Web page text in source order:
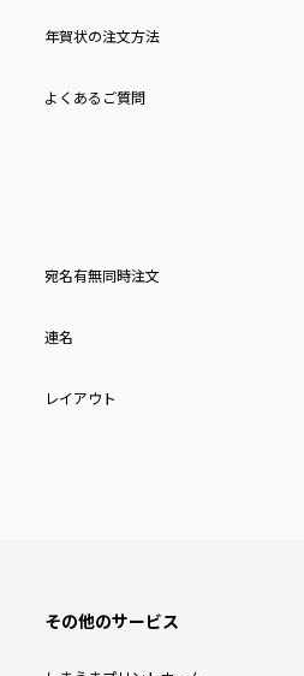
年賀状の注文方法
よくあるご質問
宛名有無同時注文
連名
レイアウト
その他のサービス